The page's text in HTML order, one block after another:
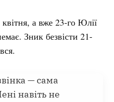
а вже 23-го Юлії
Зник безвісти 21-
— сама
навіть не